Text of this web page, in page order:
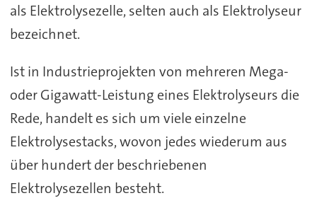
als Elektrolysezelle, selten auch als Elektrolyseur
bezeichnet.
Ist in Industrieprojekten von mehreren Mega-
oder Gigawatt-Leistung eines Elektrolyseurs die
Rede, handelt es sich um viele einzelne
Elektrolysestacks, wovon jedes wiederum aus
über hundert der beschriebenen
Elektrolysezellen besteht.